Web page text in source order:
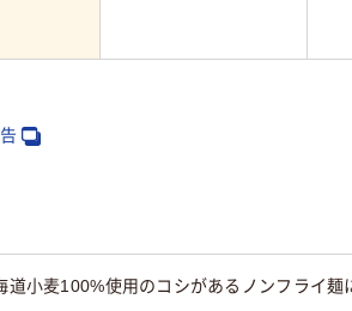
道小麦100%使用のコシがあるノンフライ麺